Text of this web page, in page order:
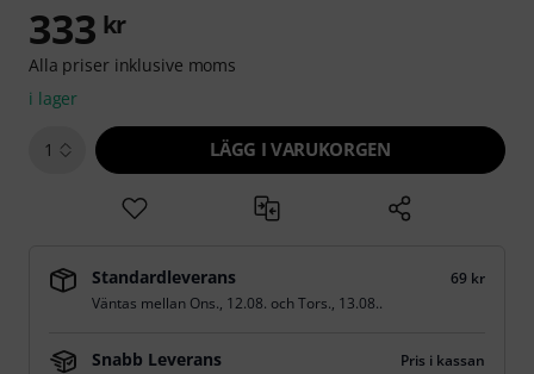
333 kr
Alla priser inklusive moms
i lager
1 LÄGG I VARUKORGEN
Standardleverans
69 kr
Väntas mellan Ons., 12.08. ochTors., 13.08..
Snabb Leverans
Pris i kassan